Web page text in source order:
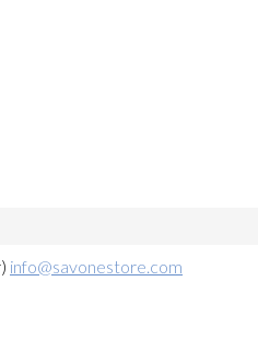
info@savonestore.com